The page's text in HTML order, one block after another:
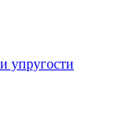
упругости